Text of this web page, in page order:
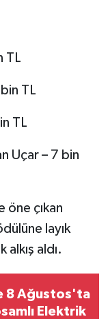
TL
TL
TL
Uçar – 7 bin
öne çıkan
layık
aldı.
8 Ağustos'ta
Elektrik